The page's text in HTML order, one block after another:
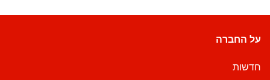
על החברה
חדשות